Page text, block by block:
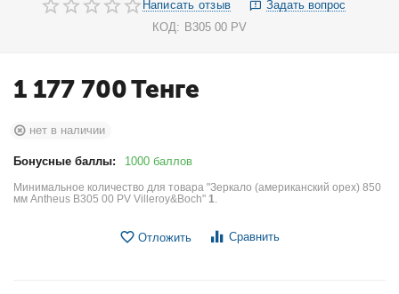
Написать отзыв
Задать вопрос
КОД: B305 00 PV
1 177 700Тенге
нет в наличии
Бонусные баллы: 1000 баллов
Минимальное количество для товара "Зеркало (американский орех) 850
мм Antheus B305 00 PV Villeroy&Boch"1.
Отложить Сравнить